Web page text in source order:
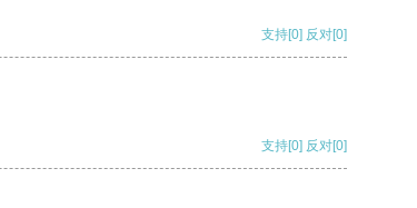
支持[0] 反对[0]
支持[0] 反对[0]